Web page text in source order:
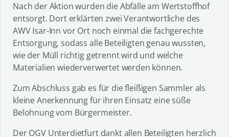
Nach der Aktion wurden die Abfälle am Wertstoffhof
entsorgt. Dort erklärten zwei Verantwortliche des
AWV Isar-Inn vor Ort noch einmal die fachgerechte
Entsorgung, sodass alle Beteiligten genau wussten,
wie der Müll richtig getrennt wird und welche
Materialien wiederverwertet werden können.
Zum Abschluss gab es für die fleißigen Sammler als
kleine Anerkennung für ihren Einsatz eine süße
Belohnung vom Bürgermeister.
Der OGV Unterdietfurt dankt allen Beteiligten herzlich